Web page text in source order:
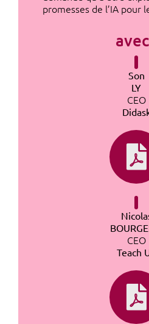
promesses de l’IA pour
Son
LY
CEO
CEO
Teach